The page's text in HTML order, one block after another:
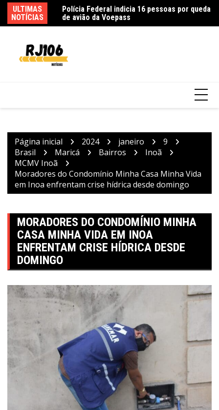
para
o
ULTIMAS
NOTÍCIAS
Incêndio em fábrica em Itaquaquecetuba é
Página inicial 2024 janeiro
9
Brasil
Maricá Bairros
Inoã
MCMV Inoã
Moradores do Condomínio Minha Casa Minha Vida
em Inoa enfrentam crise hídrica desde domingo
MORADORES DO CONDOMÍNIO MINHA
CASA MINHA VIDA EM INOA
ENFRENTAM CRISE HÍDRICA DESDE
DOMINGO